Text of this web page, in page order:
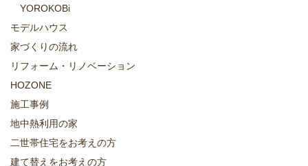
YOROKOBi
モデルハウス
家づくりの流れ
リフォーム・リノベーション
HOZONE
施工事例
地中熱利用の家
二世帯住宅をお考えの方
建て替えをお考えの方